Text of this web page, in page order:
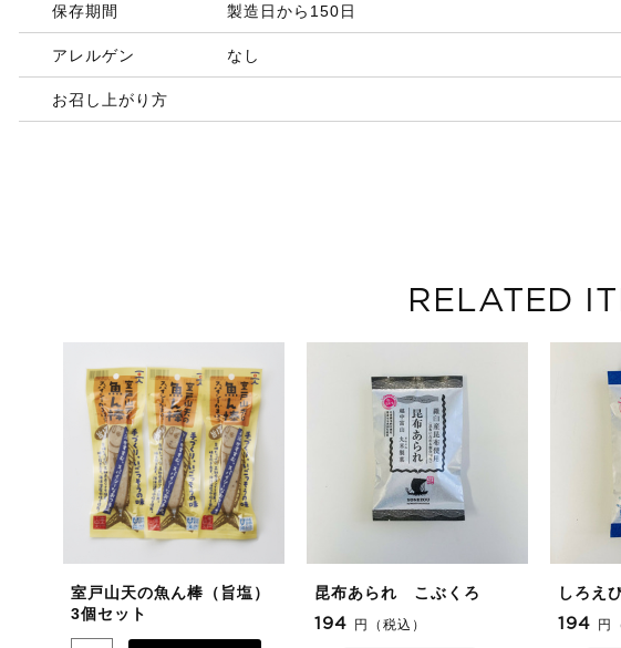
保存期間 製造日から150日
アレルゲン なし
お召し上がり方
RELATED
室戸山天の魚ん棒（旨塩）
3個セット
昆布あられ こぶくろ
194 円（税込）
しろえ
194 円